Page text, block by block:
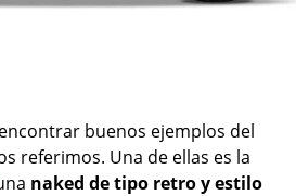
buenos ejemplos del
referimos. Una de ellas es la
naked de tipo retro y estilo